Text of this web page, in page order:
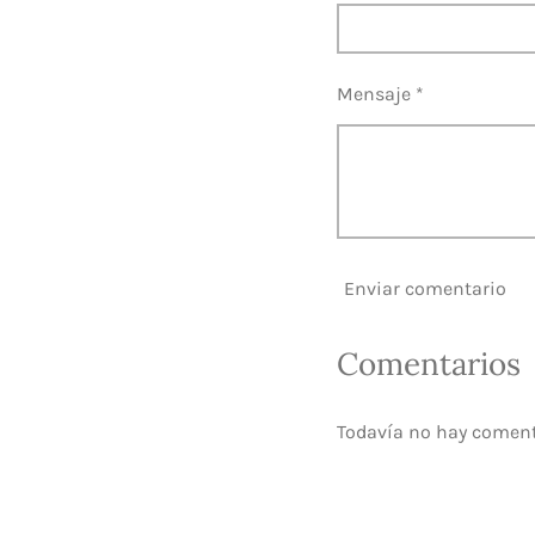
Mensaje *
Enviar comentario
Comentarios
Todavía no hay